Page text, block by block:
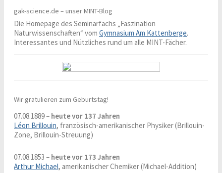
gak-science.de – unser MINT-Blog
Die Homepage des Seminarfachs „Faszination
Naturwissenschaften“ vom Gymnasium Am Kattenberge.
Interessantes und Nützliches rund um alle MINT-Fächer.
Wir gratulieren zum Geburtstag!
07.08.1889 – heute vor 137 Jahren
Léon Brillouin, französisch-amerikanischer Physiker (Brillouin-
Zone, Brillouin-Streuung)
07.08.1853 – heute vor 173 Jahren
Arthur Michael, amerikanischer Chemiker (Michael-Addition)